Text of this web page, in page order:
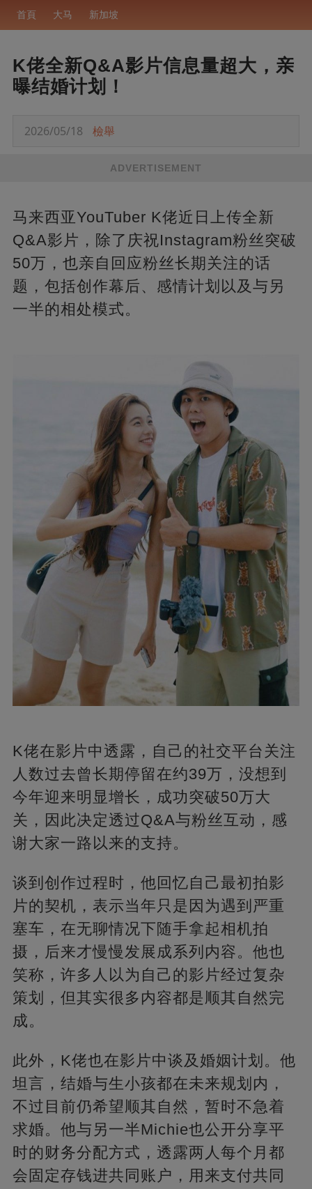
首頁 大马 新加坡
K佬全新Q&A影片信息量超大，亲
曝结婚计划！
2026/05/18 檢舉
ADVERTISEMENT
马来西亚YouTuber K佬近日上传全新
Q&A影片，除了庆祝Instagram粉丝突破
50万，也亲自回应粉丝长期关注的话
题，包括创作幕后、感情计划以及与另
一半的相处模式。
K佬在影片中透露，自己的社交平台关注
人数过去曾长期停留在约39万，没想到
今年迎来明显增长，成功突破50万大
关，因此决定透过Q&A与粉丝互动，感
谢大家一路以来的支持。
谈到创作过程时，他回忆自己最初拍影
片的契机，表示当年只是因为遇到严重
塞车，在无聊情况下随手拿起相机拍
摄，后来才慢慢发展成系列内容。他也
笑称，许多人以为自己的影片经过复杂
策划，但其实很多内容都是顺其自然完
成。
此外，K佬也在影片中谈及婚姻计划。他
坦言，结婚与生小孩都在未来规划内，
不过目前仍希望顺其自然，暂时不急着
求婚。他与另一半Michie也公开分享平
时的财务分配方式，透露两人每个月都
会固定存钱进共同账户，用来支付共同